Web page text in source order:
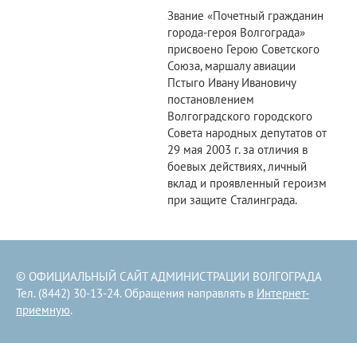
Звание «Почетный гражданин
города-героя Волгограда»
присвоено Герою Советского
Союза, маршалу авиации
Пстыго Ивану Ивановичу
постановлением
Волгоградского городского
Совета народных депутатов от
29 мая 2003 г. за отличия в
боевых действиях, личный
вклад и проявленный героизм
при защите Сталинграда.
© ОФИЦИАЛЬНЫЙ САЙТ АДМИНИСТРАЦИИ ВОЛГОГРАДА
Тел. (8442) 30-13-24. Обращения направлять в Интернет-
приемную.